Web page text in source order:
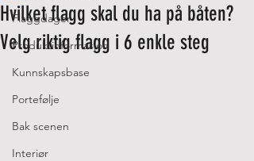
Flaggdager
Produktinformasjon
Kunnskapsbase
Portefølje
Bak scenen
Interiør
Hvilket flagg skal du ha på båten?
Velg riktig flagg i 6 enkle steg